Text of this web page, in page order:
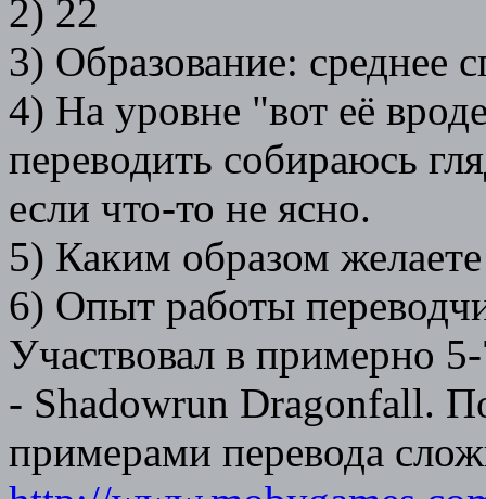
2) 22
3) Образование: среднее
4) На уровне "вот её
переводить собираюсь
если что-то не ясно.
5) Каким образом
6) Опыт работы
Участвовал в примерно
- Shadowrun Dragonfall.
примерами перевода